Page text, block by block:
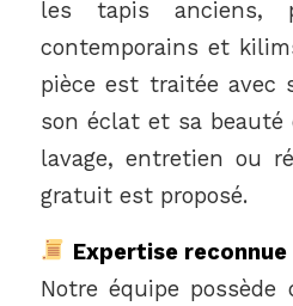
les tapis anciens,
contemporains et
pièce est traitée avec
son éclat et sa beauté
lavage, entretien ou
gratuit est proposé.
Expertise reconnue
Notre équipe possède